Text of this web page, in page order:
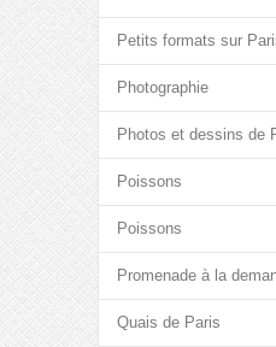
Petits formats sur
Photographie
Photos et dessins de
Poissons
Poissons
Promenade à la
Quais de Paris